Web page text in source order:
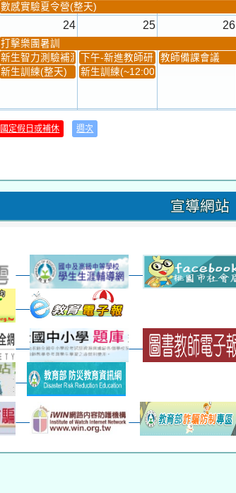
數感實驗夏令營(整天)
24 25 26
打擊樂團暑訓
新生智力測驗補測(...下午-新進教師研習教師備課會議
新生訓練(整天)
新生訓練(~12:00)
31
各班器材負責人訓練發放班級書箱及晨讀...
國定假日或補休 週次
宣導網站